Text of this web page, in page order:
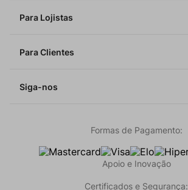
Para Lojistas
Para Clientes
Siga-nos
Formas de Pagamento:
Apoio e Inovação
Certificados e Segurança: